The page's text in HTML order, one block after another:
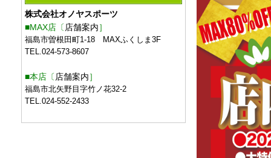
株式会社オノヤスポーツ
■MAX店〔 店舗案内］
福島市曽根田町1-18 MAXふくしま3F
TEL.024-573-8607
■本店〔 店舗案内］
福島市北矢野目字竹ノ花32-2
TEL.024-552-2433